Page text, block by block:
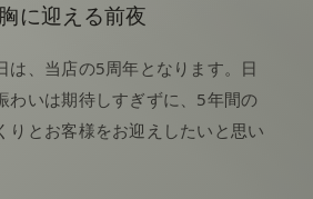
に迎える前夜
は、当店の5周年となります。日
わいは期待しすぎずに、5年間の
りとお客様をお迎えしたいと思い